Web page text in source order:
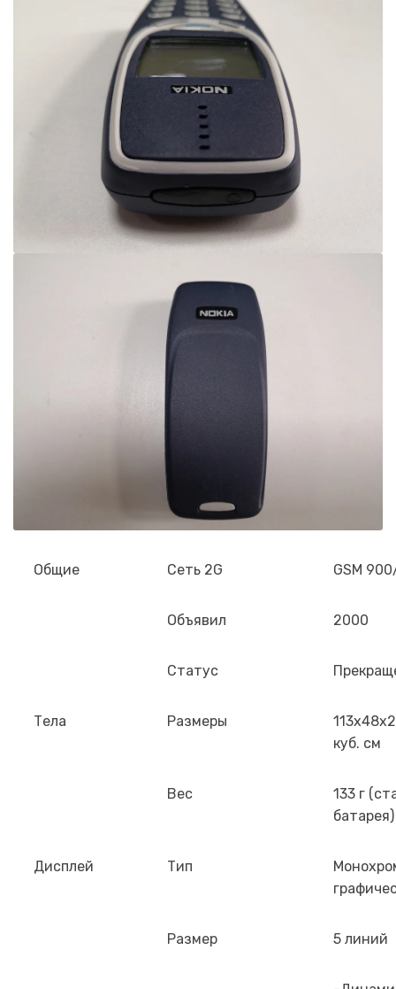
Общие Сеть 2G GSM
Объявил 2000
Статус
Тела Размеры
куб. см
Вес
133 г
батарея)
Дисплей Тип
Размер 5 линий